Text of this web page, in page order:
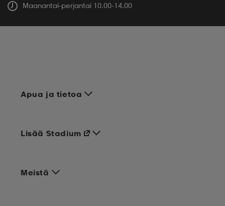
Maanantai-perjantai 10.00-14.00
Apua ja tietoa
Meistä
Lisää Stadium